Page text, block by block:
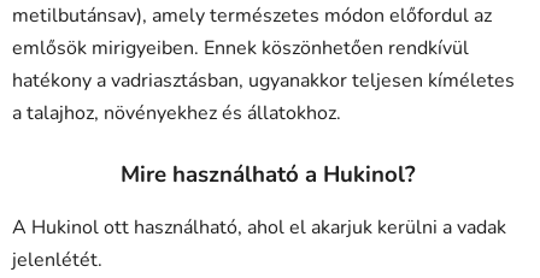
metilbutánsav), amely természetes módon előfordul az
emlősök mirigyeiben. Ennek köszönhetően rendkívül
hatékony a vadriasztásban, ugyanakkor teljesen kíméletes
a talajhoz, növényekhez és állatokhoz.
Mire használható a Hukinol?
A Hukinol ott használható, ahol el akarjuk kerülni a vadak
jelenlétét.